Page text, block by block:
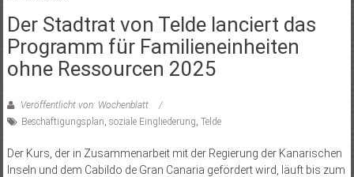
Der Stadtrat von Telde lanciert das
Programm für Familieneinheiten
ohne Ressourcen 2025
Veröffentlicht von: Wochenblatt
Beschäftigungsplan soziale Eingliederung Telde
Der Kurs, der in Zusammenarbeit mit der Regierung der Kanarischen
Inseln und dem Cabildo de Gran Canaria gefördert wird, läuft bis zum